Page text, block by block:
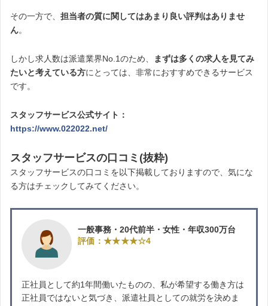
その一方で、 担当者の質に関してはあまり良い評判はありませ
ん。
しかし求人数は派遣業界No.1のため、
まずは多くの求人を見てみ
たいと考えている方にとっては、非常におすすめできるサービス
です。
スタッフサービス公式サイト：
https://www.022022.net/
スタッフサービスの口コミ(抜粋)
スタッフサービスの口コミを以下掲載しておりますので、気にな
る方はチェックしてみてください。
一般事務・20代前半・女性・年収300万台
評価：★★★★☆4
正社員として約1年間働いたものの、私が希望する働き方は
正社員ではないと気づき、派遣社員としての就労を決めま